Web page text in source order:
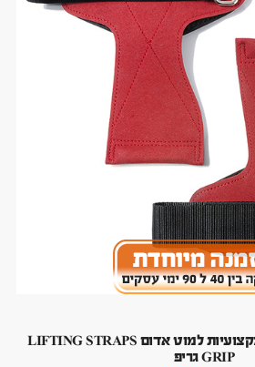
רצועות הרמה אחיזה מקצועיות למוט אדום LIFTING STRAPS
GRIP גריפ